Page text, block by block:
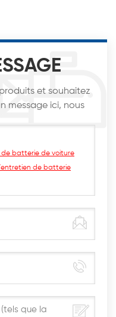
et souhaitez
message ici, nous
de batterie de voiture
de batterie